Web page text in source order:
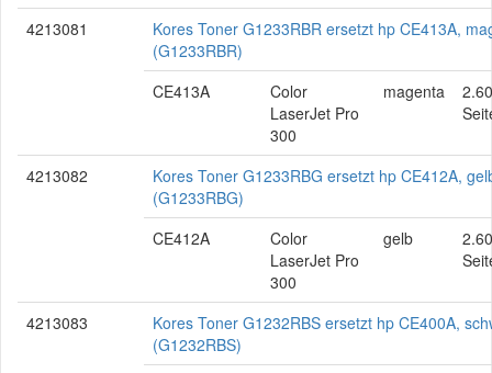
4213081
Kores Toner G1233RBR ersetzt hp CE413A,
(G1233RBR)
CE413A
Color
LaserJet Pro
300
magenta
4213082
Kores Toner G1233RBG ersetzt hp CE412A,
(G1233RBG)
CE412A
Color
LaserJet Pro
300
gelb
4213083
Kores Toner G1232RBS ersetzt hp CE400A,
(G1232RBS)